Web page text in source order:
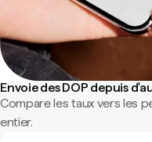
Envoie des DOP depuis
Compare les taux vers les
entier.